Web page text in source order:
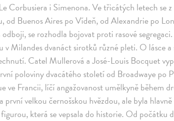
Corbusiera i Simenona. Ve třicátých letech se
od Buenos Aires po Vídeň, od Alexandrie po
se rozhodla bojovat proti rasové
v Milandes dvanáct sirotků různé pleti. O lásce a
Catel Mullerová a José-Louis Bocquet
poloviny dvacátého století od Broadwaye po
ve Francii, líčí angažovanost umělkyně během
velkou černošskou hvězdou, ale byla hlavně
která se vepsala do historie. Od počátku